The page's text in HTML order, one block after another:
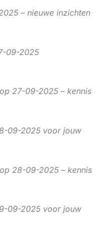
– nieuwe inzichten
09-2025
27-09-2025 – kennis
09-2025 voor jouw
28-09-2025 – kennis
09-2025 voor jouw